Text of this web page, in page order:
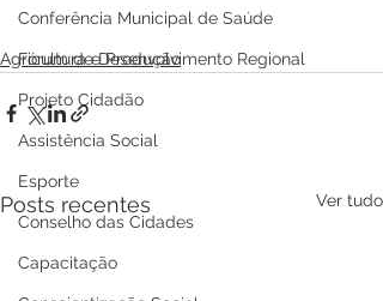
Conferência Municipal de Saúde
Fórum de Desenvolvimento Regional
Projeto Cidadão
Assistência Social
Esporte
Conselho das Cidades
Capacitação
Agricultura e Produção
Posts recentes Ver tudo